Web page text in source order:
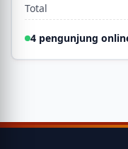
Total
4 pengunjung